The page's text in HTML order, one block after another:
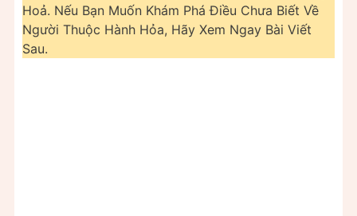
Hoả. Nếu Bạn Muốn Khám Phá Điều Chưa Biết Về
Người Thuộc Hành Hỏa, Hãy Xem Ngay Bài Viết
Sau.